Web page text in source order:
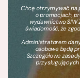
Chcę otrzymywać na
o promocjach,
wydawnictwo SIW
świadomość, że
Administratorem
osobowe będą
Szczegółowe